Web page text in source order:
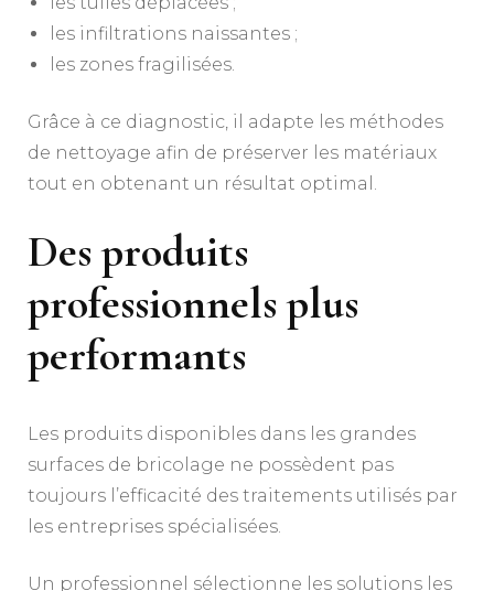
les infiltrations naissantes ;
les zones fragilisées.
Grâce à ce diagnostic, il adapte les méthodes
de nettoyage afin de préserver les matériaux
tout en obtenant un résultat optimal.
Des produits
professionnels plus
performants
Les produits disponibles dans les grandes
surfaces de bricolage ne possèdent pas
toujours l’efficacité des traitements utilisés par
les entreprises spécialisées.
Un professionnel sélectionne les solutions les